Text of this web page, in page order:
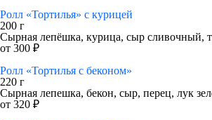
Ролл «Тортилья» с курицей
200 г
Сырная лепёшка, курица, сыр сливочный,
от 300 ₽
Ролл «Тортилья с беконом»
220 г
Сырная лепешка, бекон, сыр, перец, лук
от 320 ₽